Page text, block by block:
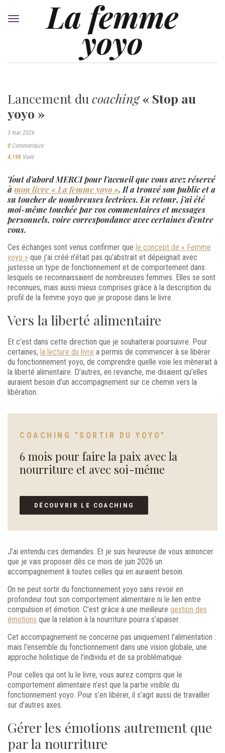
La femme
yoyo
Toggle
Lancement du coaching « Stop au
yoyo »
3 mai 2026
0 Commentaire
4,198 Vues
Tout d’abord MERCI pour l’accueil que vous avez réservé
àmon livre « La femme yoyo ». Il a trouvé son public et a
su toucher de nombreuses lectrices. En retour, j’ai été
moi-même touchée par vos commentaires et messages
personnels, voire correspondance avec certaines d’entre
vous.
Ces échanges sont venus confirmer que le concept de « Femme
yoyo » que j’ai créé n’était pas qu’abstrait et dépeignait avec
justesse un type de fonctionnement et de comportement dans
lesquels se reconnaissaient de nombreuses femmes. Elles se sont
reconnues, mais aussi mieux comprises grâce à la description du
profil de la femme yoyo que je propose dans le livre.
Vers la liberté alimentaire
Et c’est dans cette direction que je souhaiterai poursuivre. Pour
certaines, la lecture du livre a permis de commencer à se libérer
du fonctionnement yoyo, de comprendre quelle voie les mènerait à
la liberté alimentaire. D’autres, en revanche, me disaient qu’elles
auraient besoin d’un accompagnement sur ce chemin vers la
libération.
COACHING "SORTIR DU YOYO"
6 mois pour faire la paix avec la
nourriture et avec soi-même
DÉCOUVRIR LE COACHING
J’ai entendu ces demandes. Et je suis heureuse de vous annoncer
que je vais proposer dès ce mois de juin 2026 un
accompagnement à toutes celles qui en auraient besoin.
On ne peut sortir du fonctionnement yoyo sans revoir en
profondeur tout son comportement alimentaire ni le lien entre
compulsion et émotion. C’est grâce à une meilleure gestion des
émotions que la relation à la nourriture pourra s’apaiser.
Cet accompagnement ne concerne pas uniquement l’alimentation :
mais l’ensemble du fonctionnement dans une vision globale, une
approche holistique de l’individu et de sa problématique.
Pour celles qui ont lu le livre, vous aurez compris que le
comportement alimentaire n’est que la partie visible du
fonctionnement yoyo. Pour s’en libérer, il s’agit aussi de travailler
sur d’autres axes.
Gérer les émotions autrement que
par la nourriture